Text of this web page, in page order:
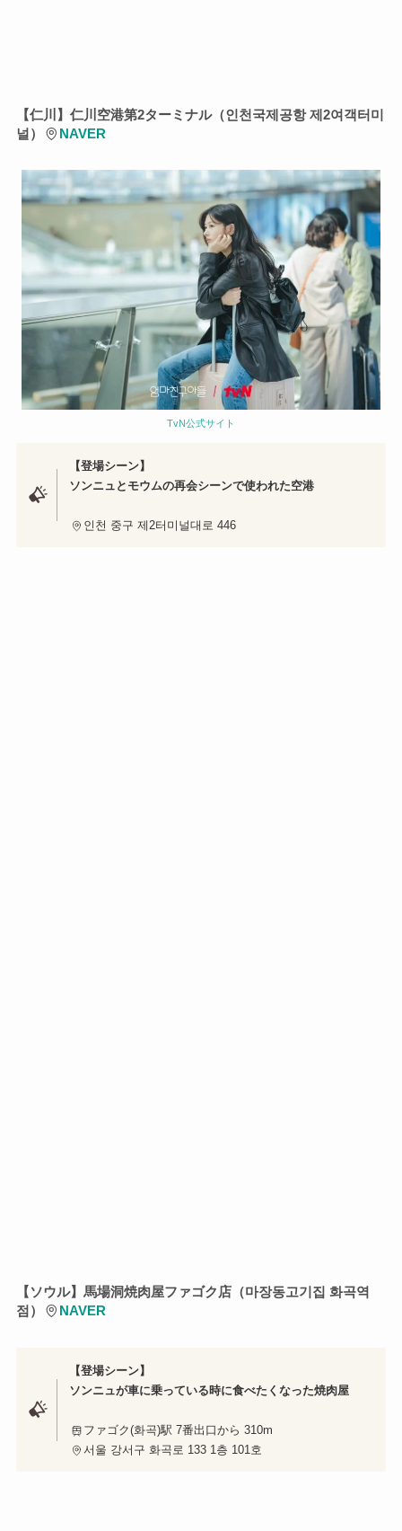
【仁川】仁川空港第2ターミナル（인천국제공항 제2여객터미
널 ） NAVER
TvN公式サイト
【登場シーン】
ソンニュとモウムの再会シーンで使われた空港
인천 중구 제2터미널대로 446
【ソウル】馬場洞焼肉屋ファゴク店（마장동고기집 화곡역
점）
NAVER
【登場シーン】
ソンニュが車に乗っている時に食べたくなった焼肉屋
ファゴク(화곡)駅 7番出口から 310m
서울 강서구 화곡로 133 1층 101호